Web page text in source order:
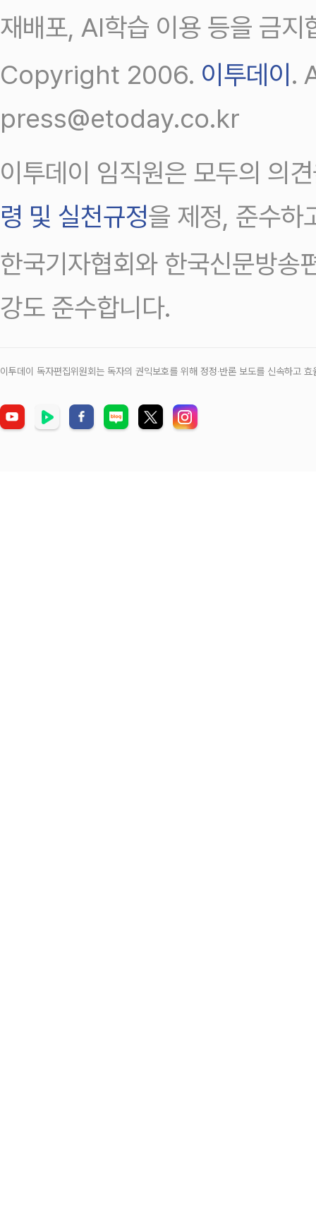
재배포, AI학습 이용 등을 금지
Copyright 2006. 이투데이.
press@etoday.co.kr
이투데이 임직원은 모두의 의
령 및 실천규정을 제정, 준수하
한국기자협회와 한국신문방송
강도 준수합니다.
이투데이 독자편집위원회는 독자의 권익보호를 위해 정정‧반론 보도를 신속하고